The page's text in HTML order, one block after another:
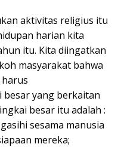
aktivitas religius itu
harian kita
itu. Kita diingatkan
masyarakat bahwa
yang berkaitan
besar itu adalah :
sesama manusia
mereka;